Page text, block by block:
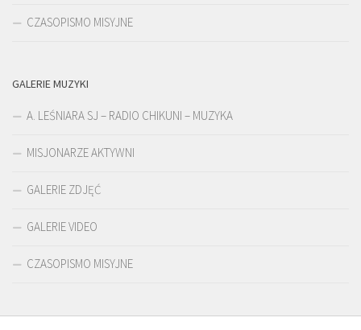
CZASOPISMO MISYJNE
GALERIE MUZYKI
A. LEŚNIARA SJ – RADIO CHIKUNI – MUZYKA
MISJONARZE AKTYWNI
GALERIE ZDJĘĆ
GALERIE VIDEO
CZASOPISMO MISYJNE